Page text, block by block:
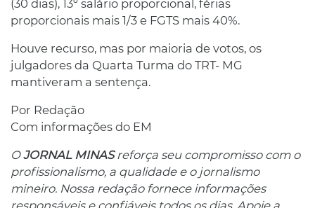
(30 dias), 13º salário proporcional, férias
proporcionais mais 1/3 e FGTS mais 40%.
Houve recurso, mas por maioria de votos, os
julgadores da Quarta Turma do TRT- MG
mantiveram a sentença.
Por Redação
Com informações do EM
OJORNAL MINASreforça seu compromisso com o
profissionalismo, a qualidade e o jornalismo
mineiro. Nossa redação fornece informações
responsáveis ​​e confiáveis ​​todos os dias. Apoie a